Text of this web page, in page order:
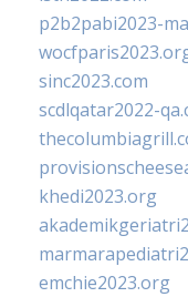
p2b2pabi2023-
sinc2023.com
scdlqatar2022-
khedi2023.org
emchie2023.org